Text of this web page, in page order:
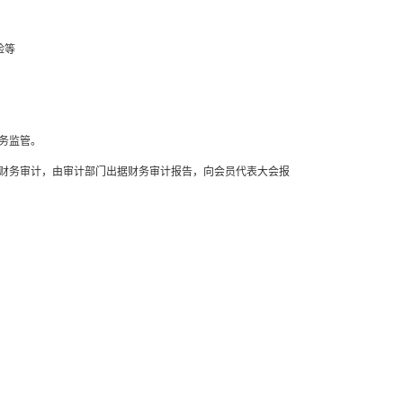
等
监管。
务审计，由审计部门出据财务审计报告，向会员代表大会报